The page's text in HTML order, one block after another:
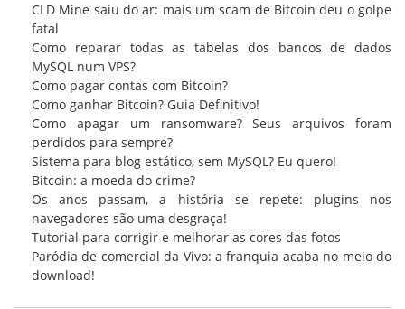
CLD Mine saiu do ar: mais um scam de Bitcoin deu o golpe
fatal
Como reparar todas as tabelas dos bancos de dados
MySQL num VPS?
Como pagar contas com Bitcoin?
Como ganhar Bitcoin? Guia Definitivo!
Como apagar um ransomware? Seus arquivos foram
perdidos para sempre?
Sistema para blog estático, sem MySQL? Eu quero!
Bitcoin: a moeda do crime?
Os anos passam, a história se repete: plugins nos
navegadores são uma desgraça!
Tutorial para corrigir e melhorar as cores das fotos
Paródia de comercial da Vivo: a franquia acaba no meio do
download!